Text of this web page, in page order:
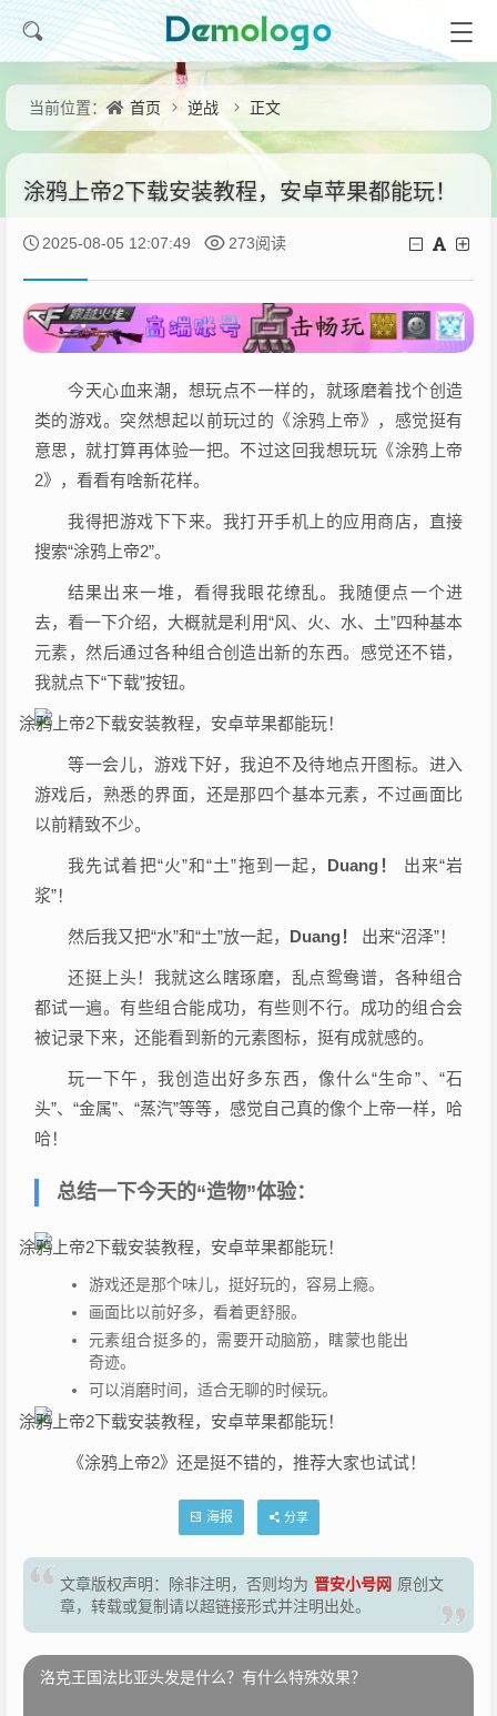
当前位置： 首页 逆战 正文
涂鸦上帝2下载安装教程，安卓苹果都能玩！
2025-08-05 12:07:49 273阅读
今天心血来潮，想玩点不一样的，就琢磨着找个创造
类的游戏。突然想起以前玩过的《涂鸦上帝》，感觉挺有
意思，就打算再体验一把。不过这回我想玩玩《涂鸦上帝
2》，看看有啥新花样。
我得把游戏下下来。我打开手机上的应用商店，直接
搜索“涂鸦上帝2”。
结果出来一堆，看得我眼花缭乱。我随便点一个进
去，看一下介绍，大概就是利用“风、火、水、土”四种基本
元素，然后通过各种组合创造出新的东西。感觉还不错，
我就点下“下载”按钮。
等一会儿，游戏下好，我迫不及待地点开图标。进入
游戏后，熟悉的界面，还是那四个基本元素，不过画面比
以前精致不少。
我先试着把“火”和“土”拖到一起， Duang！
出来“岩
浆”！
然后我又把“水”和“土”放一起， Duang！ 出来“沼泽”！
还挺上头！我就这么瞎琢磨，乱点鸳鸯谱，各种组合
都试一遍。有些组合能成功，有些则不行。成功的组合会
被记录下来，还能看到新的元素图标，挺有成就感的。
玩一下午，我创造出好多东西，像什么“生命”、“石
头”、“金属”、“蒸汽”等等，感觉自己真的像个上帝一样，哈
哈！
总结一下今天的“造物”体验：
游戏还是那个味儿，挺好玩的，容易上瘾。
画面比以前好多，看着更舒服。
元素组合挺多的，需要开动脑筋，瞎蒙也能出
奇迹。
可以消磨时间，适合无聊的时候玩。
《涂鸦上帝2》还是挺不错的，推荐大家也试试！
海报 分享
文章版权声明：除非注明，否则均为 晋安小号网 原创文
章，转载或复制请以超链接形式并注明出处。
洛克王国法比亚头发是什么？有什么特殊效果？